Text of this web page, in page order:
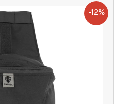
12%